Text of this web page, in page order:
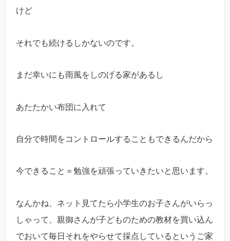
けど
それでも続けるしかないのです。
まだ幸いにも雨風をしのげる家があるし
あたたかい布団に入れて
自分で時間をコントロールすることもできるんだから
今できること＝勉強を頑張っていきたいと思います。
なんかね、ネット見てたら小学生のお子さんがいらっ
しゃって、親御さんが子どものための教材を買い込ん
でおいて毎日それをやらせて採点しているというご家